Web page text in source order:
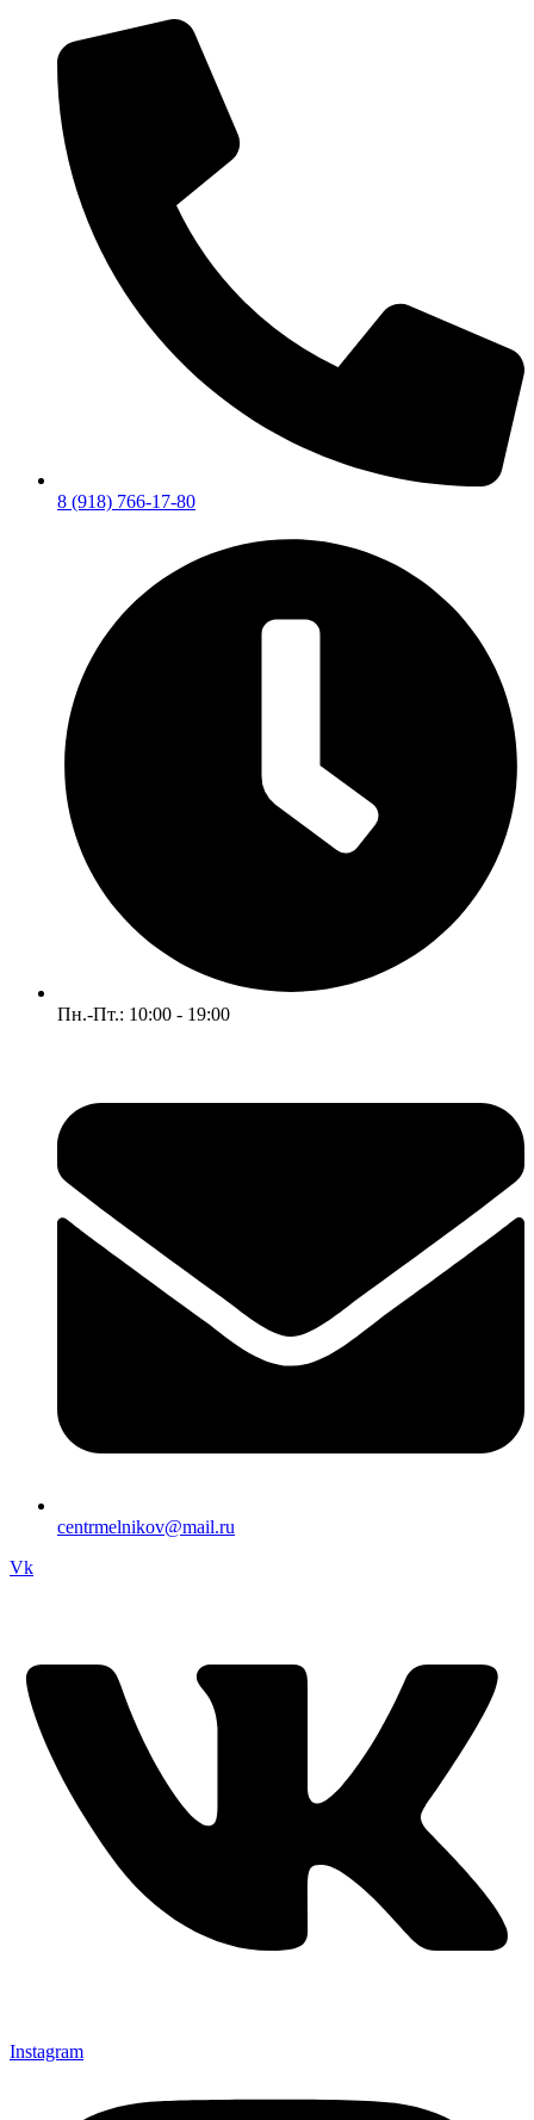
8 (918) 766-17-80
Пн.-Пт.: 10:00 - 19:00
centrmelnikov@mail.ru
Vk
Instagram